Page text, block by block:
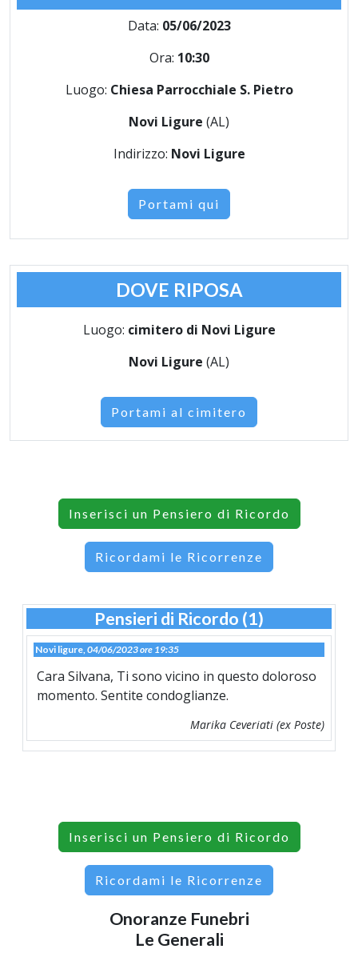
Data: 05/06/2023
Ora: 10:30
Luogo: Chiesa Parrocchiale S. Pietro
Novi Ligure (AL)
Indirizzo: Novi Ligure
Portami qui
DOVE RIPOSA
Luogo: cimitero di Novi Ligure
Novi Ligure (AL)
Portami al cimitero
Inserisci un Pensiero di Ricordo
Ricordami le Ricorrenze
Pensieri di Ricordo (1)
Novi ligure,04/06/2023 ore 19:35
Cara Silvana, Ti sono vicino in questo doloroso
momento. Sentite condoglianze.
Marika Ceveriati (ex Poste)
Inserisci un Pensiero di Ricordo
Ricordami le Ricorrenze
Onoranze Funebri
Le Generali